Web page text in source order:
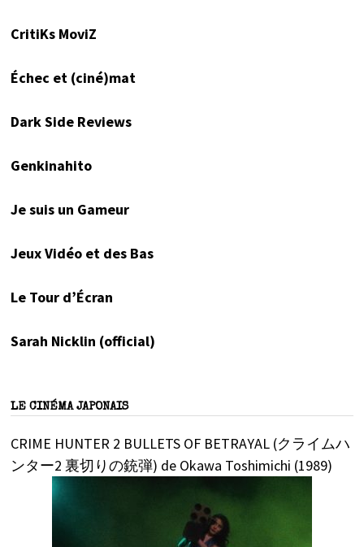
CritiKs MoviZ
Échec et (ciné)mat
Dark Side Reviews
Genkinahito
Je suis un Gameur
Jeux Vidéo et des Bas
Le Tour d’Écran
Sarah Nicklin (official)
LE CINÉMA JAPONAIS
CRIME HUNTER 2 BULLETS OF BETRAYAL (クライムハ
ンター2 裏切りの銃弾) de Okawa Toshimichi (1989)